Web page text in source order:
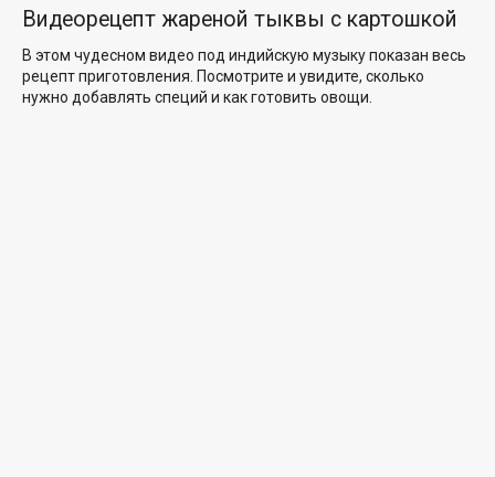
Видеорецепт жареной тыквы с картошкой
В этом чудесном видео под индийскую музыку показан весь
рецепт приготовления. Посмотрите и увидите, сколько
нужно добавлять специй и как готовить овощи.